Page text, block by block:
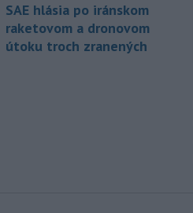
SAE hlásia po iránskom
raketovom a dronovom
útoku troch zranených